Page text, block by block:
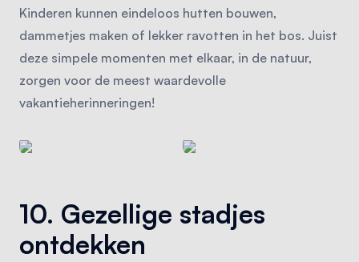
Kinderen kunnen eindeloos hutten bouwen,
dammetjes maken of lekker ravotten in het bos. Juist
deze simpele momenten met elkaar, in de natuur,
zorgen voor de meest waardevolle
vakantieherinneringen!
10. Gezellige stadjes
ontdekken